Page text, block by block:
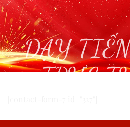
DẠY
TRỰC